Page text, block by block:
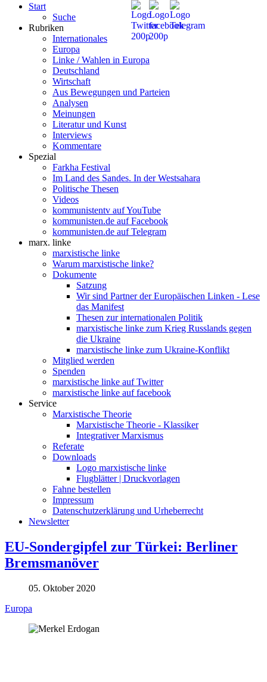
Start
Suche
Rubriken
Internationales
Europa
Linke / Wahlen in Europa
Deutschland
Wirtschaft
Aus Bewegungen und Parteien
Analysen
Meinungen
Literatur und Kunst
Interviews
Kommentare
Spezial
Farkha Festival
Im Land des Sandes. In der Westsahara
Politische Thesen
Videos
kommunistentv auf YouTube
kommunisten.de auf Facebook
kommunisten.de auf Telegram
marx. linke
marxistische linke
Warum marxistische linke?
Dokumente
Satzung
Wir sind Partner der Europäischen Linken - Lese
das Manifest
Thesen zur internationalen Politik
marxistische linke zum Krieg Russlands gegen
die Ukraine
marxistische linke zum Ukraine-Konflikt
Mitglied werden
Spenden
marxistische linke auf Twitter
marxistische linke auf facebook
Service
Marxistische Theorie
Marxistische Theorie - Klassiker
Integrativer Marxismus
Referate
Downloads
Logo marxistische linke
Flugblätter | Druckvorlagen
Fahne bestellen
Impressum
Datenschutzerklärung und Urheberrecht
Newsletter
EU-Sondergipfel zur Türkei: Berliner
Bremsmanöver
05. Oktober 2020
Europa